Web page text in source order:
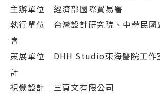
主辦單位｜經濟部國際貿易署
執行單位｜台灣設計研究院、中華民
會
策展單位｜DHH Studio東海醫院工作
計
視覺設計｜三頁文有限公司